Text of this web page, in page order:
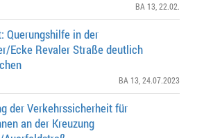
BA 13 , 22.02.
Querungshilfe in der
Ecke Revaler Straße deutlich
BA 13 , 24.07.2023
der Verkehrssicherheit für
an der Kreuzung